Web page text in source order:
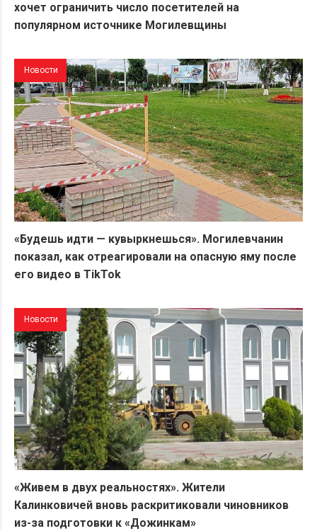
хочет ограничить число посетителей на
популярном источнике Могилевщины
Новости
«Будешь идти — кувыркнешься». Могилевчанин
показал, как отреагировали на опасную яму после
его видео в TikTok
Новости
«Живем в двух реальностях». Жители
Калинковичей вновь раскритиковали чиновников
из-за подготовки к «Дожинкам»